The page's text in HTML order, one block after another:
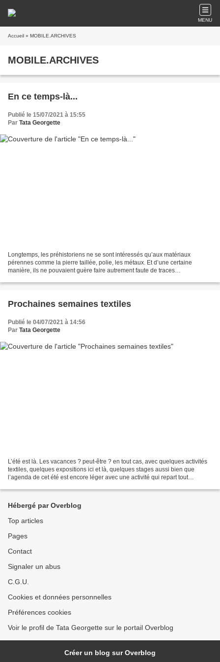
MENU
Accueil » MOBILE.ARCHIVES
MOBILE.ARCHIVES
En ce temps-là...
Publié le 15/07/2021 à 15:55
Par Tata Georgette
Longtemps, les préhistoriens ne se sont intéressés qu’aux matériaux
pérennes comme la pierre taillée, polie, les métaux. Et d’une certaine
manière, ils ne pouvaient guère faire autrement faute de traces
Prochaines semaines textiles
Publié le 04/07/2021 à 14:56
Par Tata Georgette
L’été est là. Les vacances ? peut-être ? en tout cas, avec quelques activités
textiles, quelques expositions ici et là, quelques stages aussi bien que
l’agenda de cet été est encore léger avec une activité qui repart tout
Hébergé par Overblog
Top articles
Pages
Contact
Signaler un abus
C.G.U.
Cookies et données personnelles
Préférences cookies
Voir le profil de Tata Georgette sur le portail Overblog
Créer un blog sur Overblog